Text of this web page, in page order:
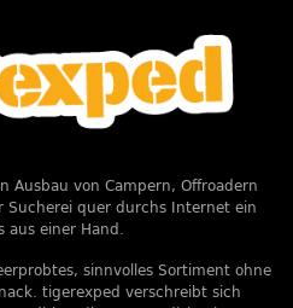
Ausbau von Campern, Offroadern
Sucherei quer durchs Internet ein
aus einer Hand.
sinnvolles Sortiment ohne
tigerexped verschreibt sich